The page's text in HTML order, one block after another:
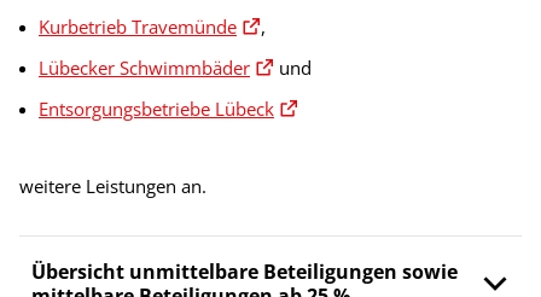
Kurbetrieb Travemünde
,
Lübecker Schwimmbäder
und
Entsorgungsbetriebe Lübeck
weitere Leistungen an.
Übersicht unmittelbare Beteiligungen sowie